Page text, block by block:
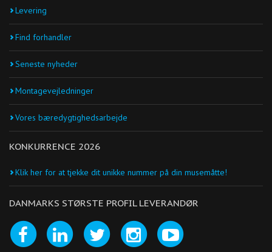
Levering
Find forhandler
Seneste nyheder
Montagevejledninger
Vores bæredygtighedsarbejde
KONKURRENCE 2026
Klik her for at tjekke dit unikke nummer på din musemåtte!
DANMARKS STØRSTE PROFIL LEVERANDØR